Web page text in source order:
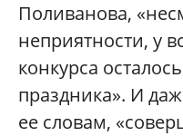
Поливанова,
неприятности, у
конкурса
праздника». И
ее словам,